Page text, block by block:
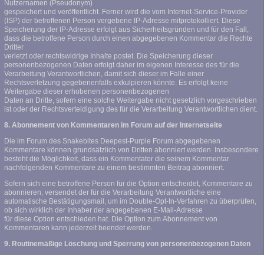
Nutzernamen (Pseudonym)
gespeichert und veröffentlicht. Ferner wird die vom Internet-Service-Provider
(ISP) der betroffenen Person vergebene IP-Adresse mitprotokolliert. Diese
Speicherung der IP-Adresse erfolgt aus Sicherheitsgründen und für den Fall,
dass die betroffene Person durch einen abgegebenen Kommentar die Rechte
Dritter
verletzt oder rechtswidrige Inhalte postet. Die Speicherung dieser
personenbezogenen Daten erfolgt daher im eigenen Interesse des für die
Verarbeitung Verantwortlichen, damit sich dieser im Falle einer
Rechtsverletzung gegebenenfalls exkulpieren könnte. Es erfolgt keine
Weitergabe dieser erhobenen personenbezogenen
Daten an Dritte, sofern eine solche Weitergabe nicht gesetzlich vorgeschrieben
ist oder der Rechtsverteidigung des für die Verarbeitung Verantwortlichen dient.
8. Abonnement von Kommentaren im Forum auf der Internetseite
Die im Forum des Snakebites Deepest-Purple Forum abgegebenen
Kommentare können grundsätzlich von Dritten abonniert werden. Insbesondere
besteht die Möglichkeit, dass ein Kommentator die seinem Kommentar
nachfolgenden Kommentare zu einem bestimmten Beitrag abonniert.
Sofern sich eine betroffene Person für die Option entscheidet, Kommentare zu
abonnieren, versendet der für die Verarbeitung Verantwortliche eine
automatische Bestätigungsmail, um im Double-Opt-In-Verfahren zu überprüfen,
ob sich wirklich der Inhaber der angegebenen E-Mail-Adresse
für diese Option entschieden hat. Die Option zum Abonnement von
Kommentaren kann jederzeit beendet werden.
9. Routinemäßige Löschung und Sperrung von personenbezogenen Daten